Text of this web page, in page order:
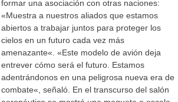
formar una asociación con otras naciones:
«Muestra a nuestros aliados que estamos
abiertos a trabajar juntos para proteger los
cielos en un futuro cada vez más
amenazante«. «Este modelo de avión deja
entrever cómo será el futuro. Estamos
adentrándonos en una peligrosa nueva era de
combate«, señaló. En el transcurso del salón